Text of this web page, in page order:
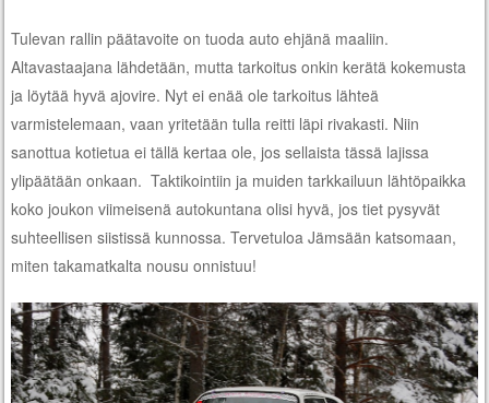
Tulevan rallin päätavoite on tuoda auto ehjänä maaliin.
Altavastaajana lähdetään, mutta tarkoitus onkin kerätä kokemusta
ja löytää hyvä ajovire. Nyt ei enää ole tarkoitus lähteä
varmistelemaan, vaan yritetään tulla reitti läpi rivakasti. Niin
sanottua kotietua ei tällä kertaa ole, jos sellaista tässä lajissa
ylipäätään onkaan. Taktikointiin ja muiden tarkkailuun lähtöpaikka
koko joukon viimeisenä autokuntana olisi hyvä, jos tiet pysyvät
suhteellisen siistissä kunnossa. Tervetuloa Jämsään katsomaan,
miten takamatkalta nousu onnistuu!